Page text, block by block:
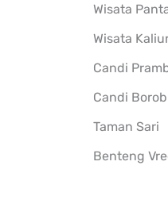
Wisata
Wisata
Candi
Candi
Taman Sari
Benteng